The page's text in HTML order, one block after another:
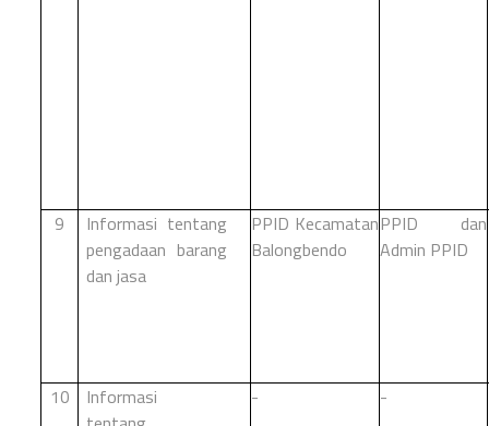
9
Informasi tentang
pengadaan barang
dan jasa
PPID Kecamatan
Balongbendo
PPID dan
Admin PPID
10
Informasi
- -